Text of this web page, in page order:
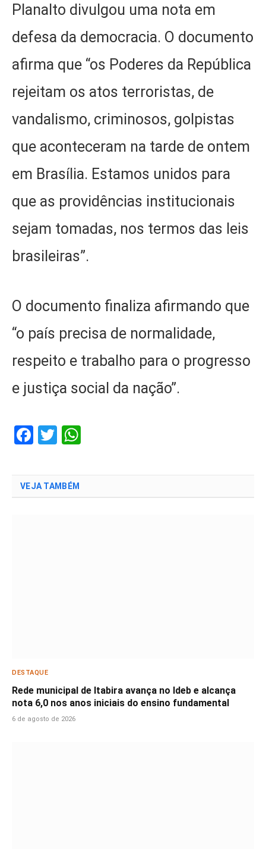
Planalto divulgou uma nota em
defesa da democracia. O documento
afirma que “os Poderes da República
rejeitam os atos terroristas, de
vandalismo, criminosos, golpistas
que aconteceram na tarde de ontem
em Brasília. Estamos unidos para
que as providências institucionais
sejam tomadas, nos termos das leis
brasileiras”.
O documento finaliza afirmando que
“o país precisa de normalidade,
respeito e trabalho para o progresso
e justiça social da nação”.
Facebook
Twitter
VEJA TAMBÉM
DESTAQUE
Rede municipal de Itabira avança no Ideb e alcança
nota 6,0 nos anos iniciais do ensino fundamental
6 de agosto de 2026